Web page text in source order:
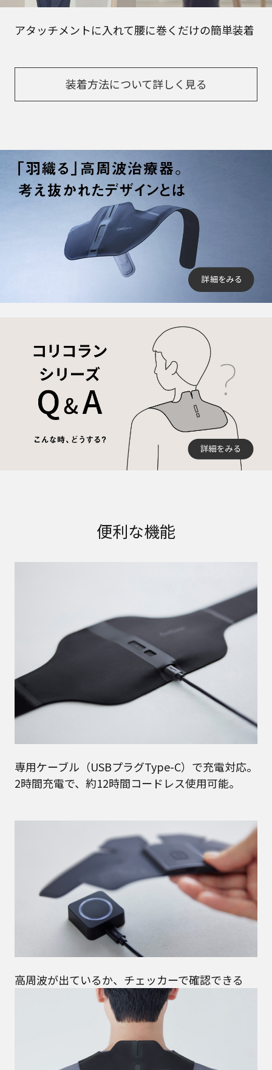
アタッチメントに入れて腰に巻くだけの簡単装着
装着方法について詳しく見る
便利な機能
専用ケーブル（USBプラグType-C）で充電対応。
2時間充電で、約12時間コードレス使用可能。
高周波が出ているか、チェッカーで確認できる